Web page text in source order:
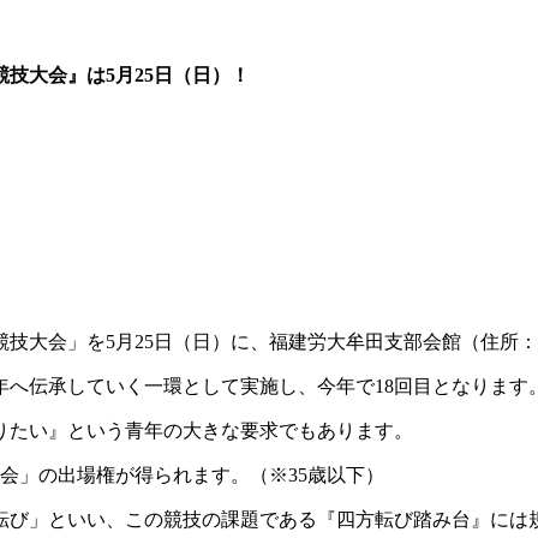
大会』は5月25日（日）！
大会」を5月25日（日）に、福建労大牟田支部会館（住所
伝承していく一環として実施し、今年で18回目となります
い』という青年の大きな要求でもあります。
」の出場権が得られます。（※35歳以下）
」といい、この競技の課題である『四方転び踏み台』に